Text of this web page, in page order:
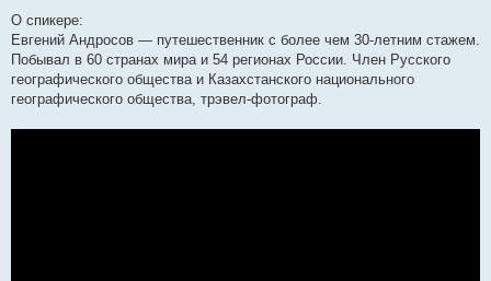
О спикере:
Евгений Андросов — путешественник с более чем 30-летним стажем.
Побывал в 60 странах мира и 54 регионах России. Член Русского
географического общества и Казахстанского национального
географического общества, трэвел-фотограф.